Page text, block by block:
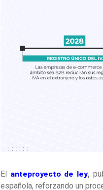
El anteproyecto de ley,
española, reforzando un